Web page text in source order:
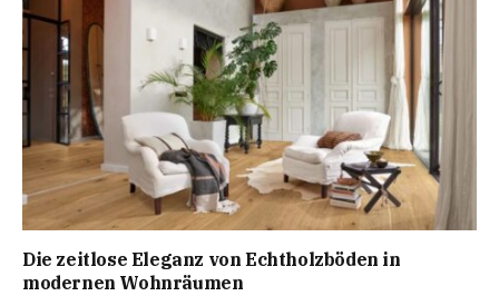
Die zeitlose Eleganz von Echtholzböden in
modernen Wohnräumen